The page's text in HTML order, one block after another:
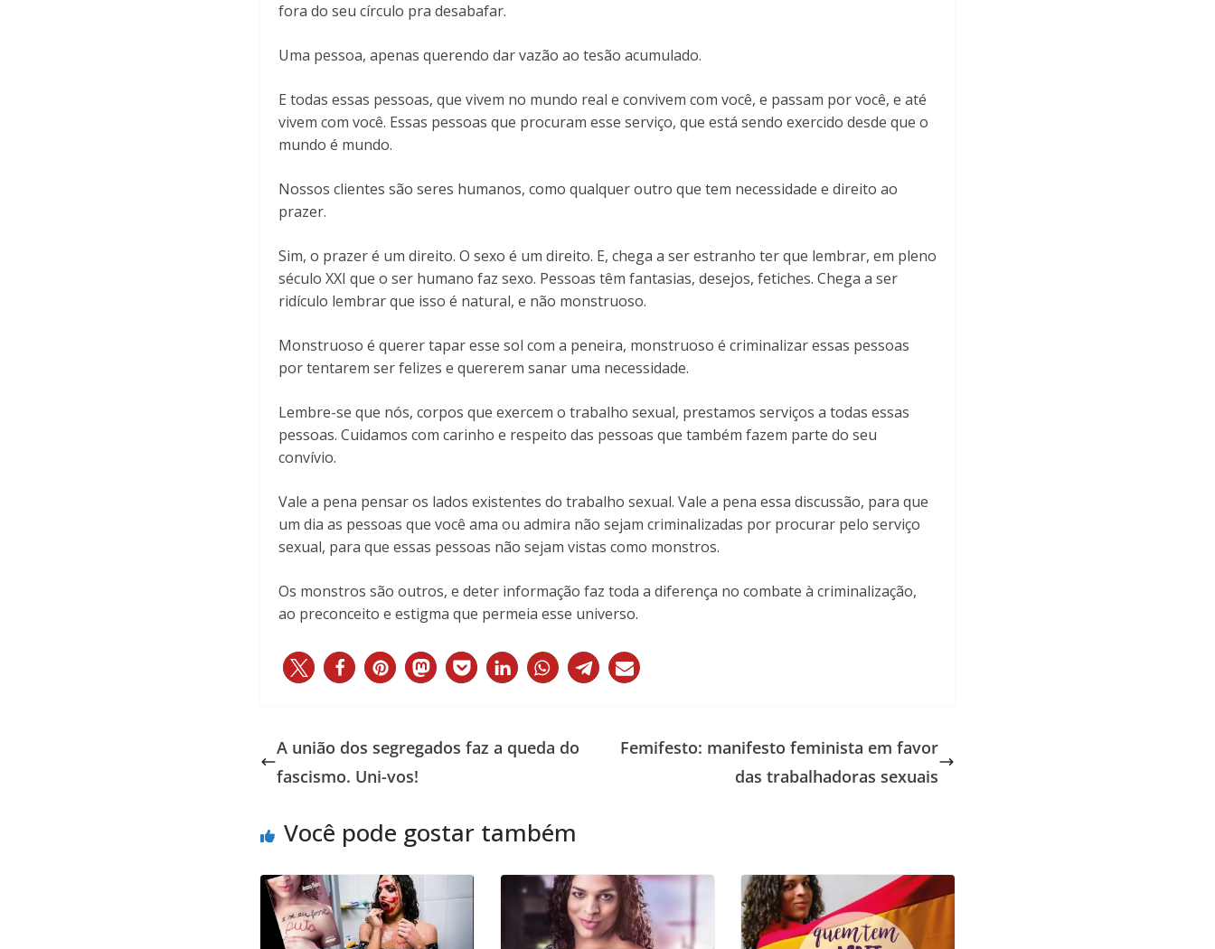
fora do seu círculo pra desabafar.
Uma pessoa, apenas querendo dar vazão ao tesão acumulado.
E todas essas pessoas, que vivem no mundo real e convivem com você, e passam por você, e até
vivem com você. Essas pessoas que procuram esse serviço, que está sendo exercido desde que o
mundo é mundo.
Nossos clientes são seres humanos, como qualquer outro que tem necessidade e direito ao
prazer.
Sim, o prazer é um direito. O sexo é um direito. E, chega a ser estranho ter que lembrar, em pleno
século XXI que o ser humano faz sexo. Pessoas têm fantasias, desejos, fetiches. Chega a ser
ridículo lembrar que isso é natural, e não monstruoso.
Monstruoso é querer tapar esse sol com a peneira, monstruoso é criminalizar essas pessoas
por tentarem ser felizes e quererem sanar uma necessidade.
Lembre-se que nós, corpos que exercem o trabalho sexual, prestamos serviços a todas essas
pessoas. Cuidamos com carinho e respeito das pessoas que também fazem parte do seu
convívio.
Vale a pena pensar os lados existentes do trabalho sexual. Vale a pena essa discussão, para que
um dia as pessoas que você ama ou admira não sejam criminalizadas por procurar pelo serviço
sexual, para que essas pessoas não sejam vistas como monstros.
Os monstros são outros, e deter informação faz toda a diferença no combate à criminalização,
ao preconceito e estigma que permeia esse universo.
A união dos segregados faz a queda do
fascismo. Uni-vos!
Femifesto: manifesto feminista em favor
das trabalhadoras sexuais
Você pode gostar também